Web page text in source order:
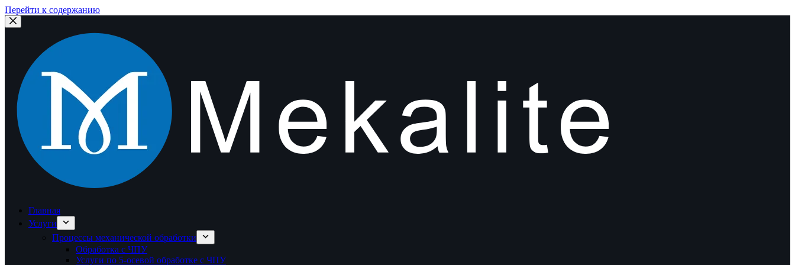
Перейти к содержанию
Главная
Услуги
Процессы механической обработки
Обработка с ЧПУ
Услуги по 5-осевой обработке с ЧПУ